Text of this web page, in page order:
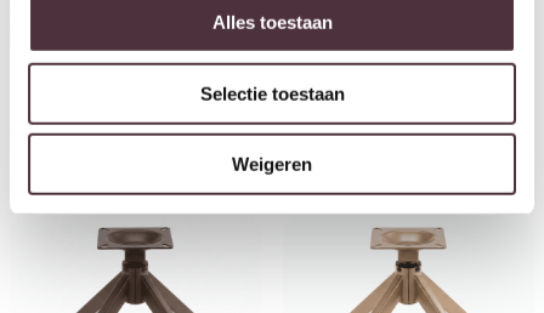
Alles toestaan
Selectie toestaan
Weigeren
0,00
€0,00